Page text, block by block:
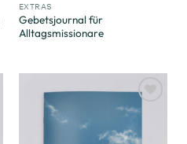
EXTRAS
Gebetsjournal für
Alltagsmissionare
Zum
hinzufügen